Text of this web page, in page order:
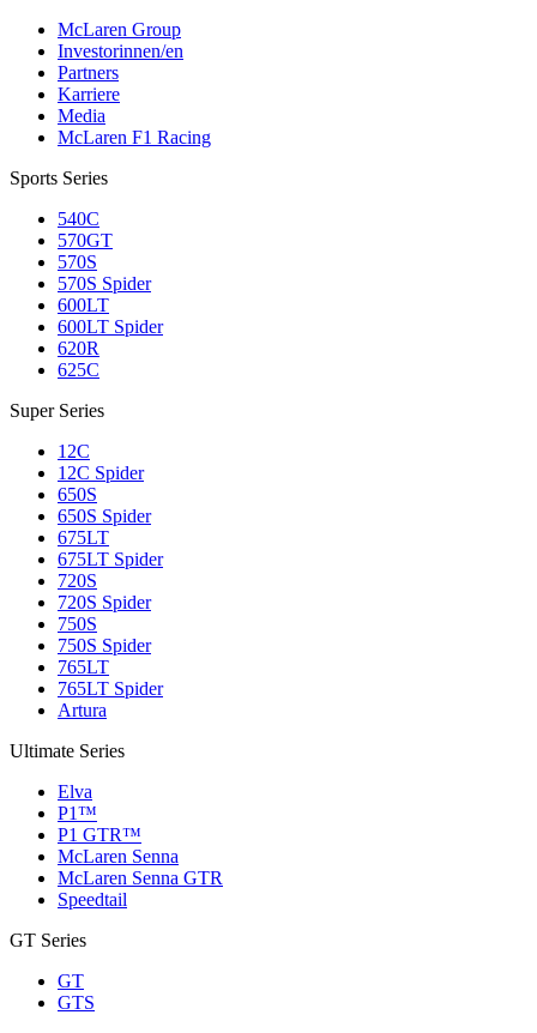
McLaren Group
Investorinnen/en
Partners
Karriere
Media
McLaren F1 Racing
Sports Series
540C
570GT
570S
570S Spider
600LT
600LT Spider
620R
625C
Super Series
12C
12C Spider
650S
650S Spider
675LT
675LT Spider
720S
720S Spider
750S
750S Spider
765LT
765LT Spider
Artura
Ultimate Series
Elva
P1™
P1 GTR™
McLaren Senna
McLaren Senna GTR
Speedtail
GT Series
GT
GTS